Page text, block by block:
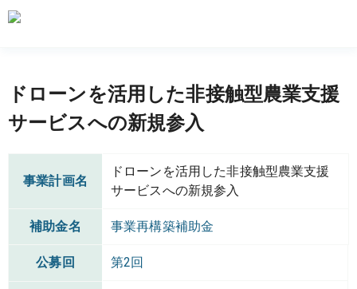
ドローンを活用した非接触型農業支援
サービスへの新規参入
事業計画名
ドローンを活用した非接触型農業支援
サービスへの新規参入
補助金名 事業再構築補助金
公募回 第2回